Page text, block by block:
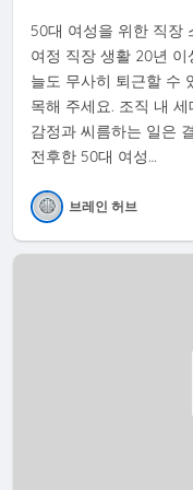
50대 여성을 위한 직장
여정 직장 생활 20년
늘도 무사히 퇴근할 수
목해 주세요. 조직 내
감정과 씨름하는 일은
전후한 50대 여성…
브레인 허브